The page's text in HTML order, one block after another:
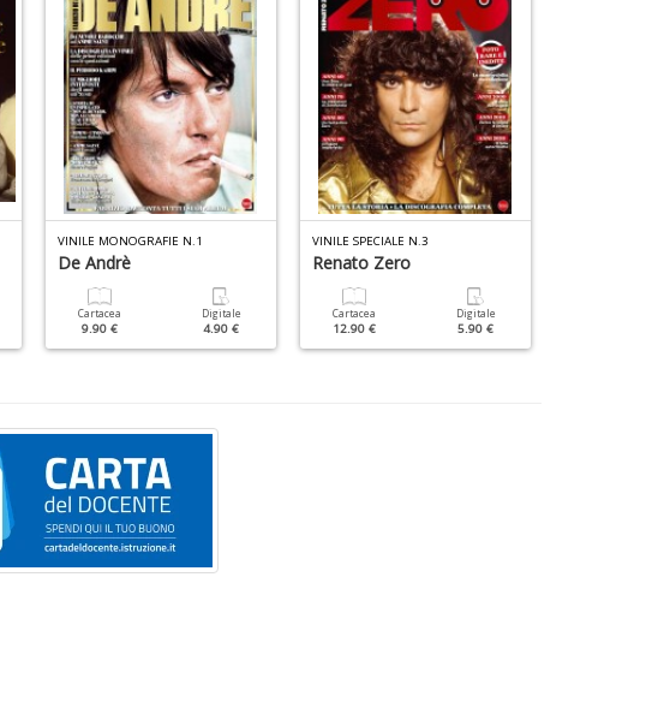
VINILE MONOGRAFIE N.1
De Andrè
Cartacea
9.90 €
Digitale
4.90 €
VINILE SPECIALE N.3
Renato Zero
Cartacea
12.90 €
Digitale
5.90 €